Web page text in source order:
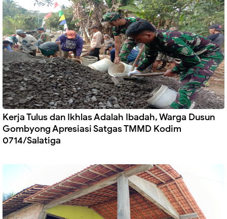
Kerja Tulus dan Ikhlas Adalah Ibadah, Warga Dusun
Gombyong Apresiasi Satgas TMMD Kodim
0714/Salatiga